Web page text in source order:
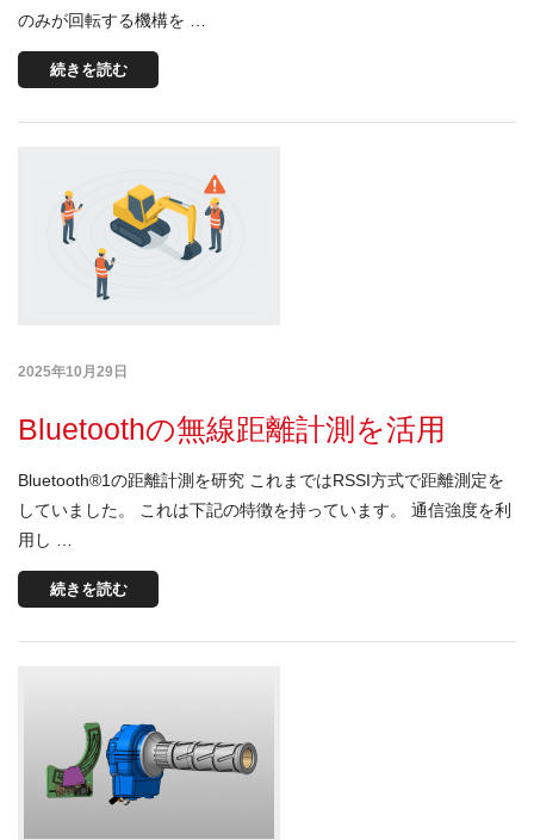
のみが回転する機構を …
続きを読む
2025年10月29日
Bluetoothの無線距離計測を活用
Bluetooth®1の距離計測を研究 これまではRSSI方式で距離測定を
していました。 これは下記の特徴を持っています。 通信強度を利
用し …
続きを読む